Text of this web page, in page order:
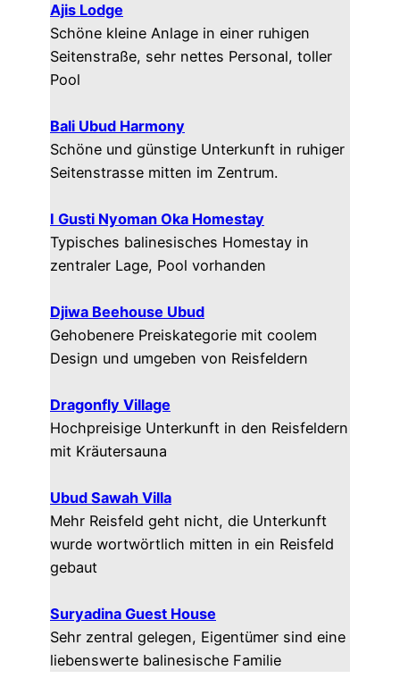
Ajis Lodge
Schöne kleine Anlage in einer ruhigen
Seitenstraße, sehr nettes Personal, toller
Pool
Bali Ubud Harmony
Schöne und günstige Unterkunft in ruhiger
Seitenstrasse mitten im Zentrum.
I Gusti Nyoman Oka Homestay
Typisches balinesisches Homestay in
zentraler Lage, Pool vorhanden
Djiwa Beehouse Ubud
Gehobenere Preiskategorie mit coolem
Design und umgeben von Reisfeldern
Dragonfly Village
Hochpreisige Unterkunft in den Reisfeldern
mit Kräutersauna
Ubud Sawah Villa
Mehr Reisfeld geht nicht, die Unterkunft
wurde wortwörtlich mitten in ein Reisfeld
gebaut
Suryadina Guest House
Sehr zentral gelegen, Eigentümer sind eine
liebenswerte balinesische Familie